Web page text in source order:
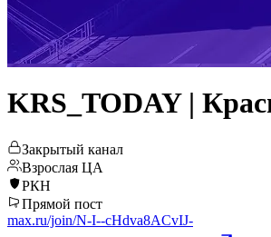
KRS_TODAY |
Закрытый канал
Взрослая ЦА
РКН
Прямой пост
max.ru/join/N-I--cHdva8ACvIJ-